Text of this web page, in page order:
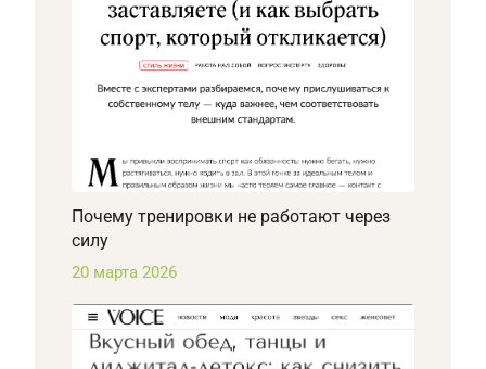
Почему тренировки не работают через
силу
20 марта 2026